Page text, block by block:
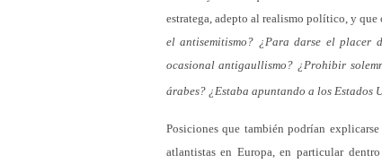
estratega, adepto al realismo político, y
elantisemitismo ? ¿Para darse el placer
ocasional antigaullismo? ¿Prohibir
árabes? ¿Estaba apuntando a los
Posiciones que también podrían
atlantistas en Europa, en particular